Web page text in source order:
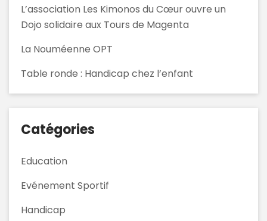
L’association Les Kimonos du Cœur ouvre un
Dojo solidaire aux Tours de Magenta
La Nouméenne OPT
Table ronde : Handicap chez l’enfant
Catégories
Education
Evénement Sportif
Handicap